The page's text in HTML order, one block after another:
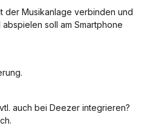
der Musikanlage verbinden und
soll am Smartphone
auch bei Deezer integrieren?